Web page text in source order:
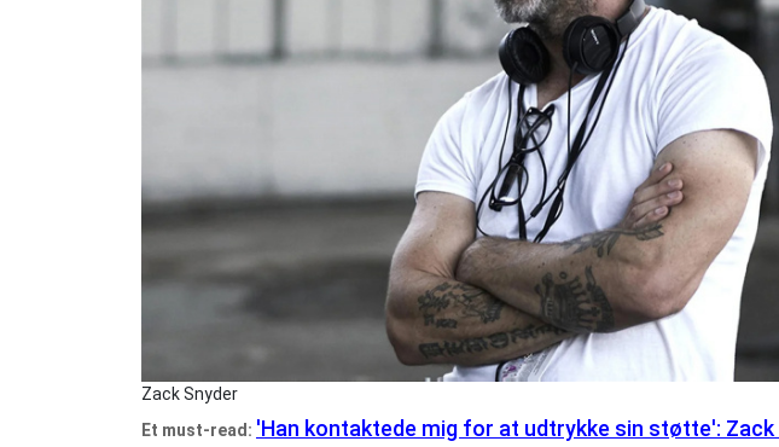
Zack Snyder
Et must-read: 'Han kontaktede mig for at udtrykke sin støtte': Zack